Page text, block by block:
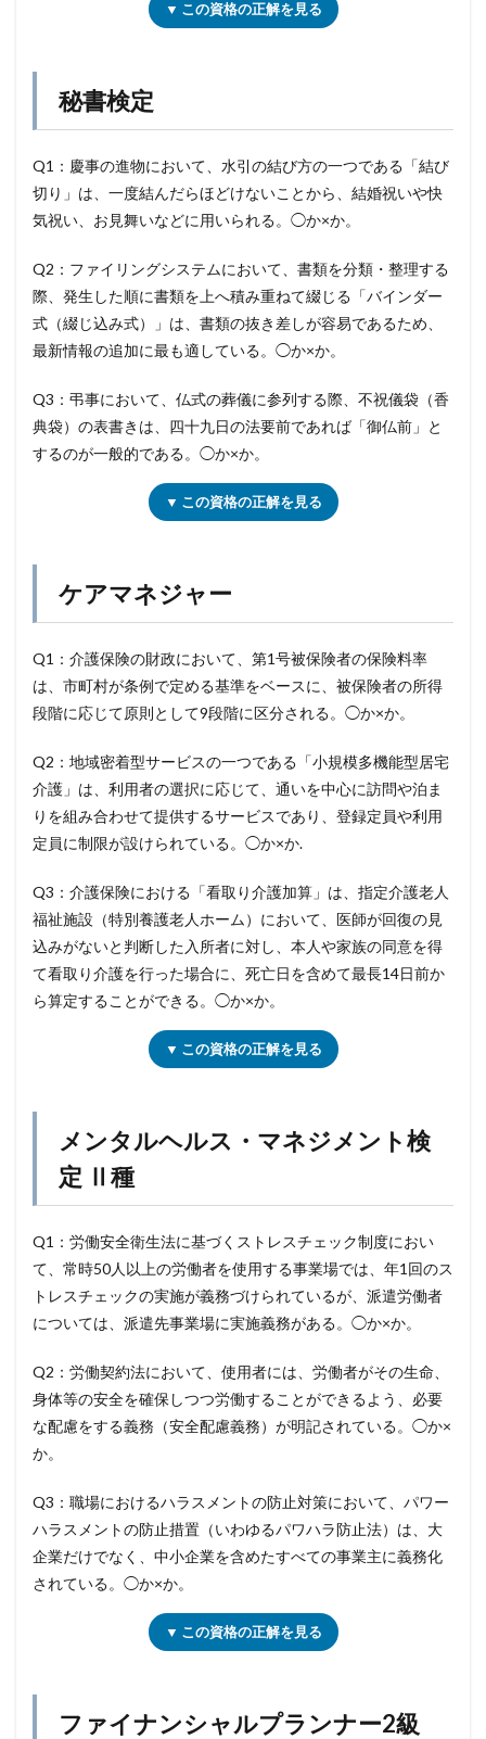
▼ この資格の正解を見る
秘書検定
Q1：慶事の進物において、水引の結び方の一つである「結び
切り」は、一度結んだらほどけないことから、結婚祝いや快
気祝い、お見舞いなどに用いられる。◯か×か。
Q2：ファイリングシステムにおいて、書類を分類・整理する
際、発生した順に書類を上へ積み重ねて綴じる「バインダー
式（綴じ込み式）」は、書類の抜き差しが容易であるため、
最新情報の追加に最も適している。◯か×か。
Q3：弔事において、仏式の葬儀に参列する際、不祝儀袋（香
典袋）の表書きは、四十九日の法要前であれば「御仏前」と
するのが一般的である。◯か×か。
▼ この資格の正解を見る
ケアマネジャー
Q1：介護保険の財政において、第1号被保険者の保険料率
は、市町村が条例で定める基準をベースに、被保険者の所得
段階に応じて原則として9段階に区分される。◯か×か。
Q2：地域密着型サービスの一つである「小規模多機能型居宅
介護」は、利用者の選択に応じて、通いを中心に訪問や泊ま
りを組み合わせて提供するサービスであり、登録定員や利用
定員に制限が設けられている。◯か×か.
Q3：介護保険における「看取り介護加算」は、指定介護老人
福祉施設（特別養護老人ホーム）において、医師が回復の見
込みがないと判断した入所者に対し、本人や家族の同意を得
て看取り介護を行った場合に、死亡日を含めて最長14日前か
ら算定することができる。◯か×か。
▼ この資格の正解を見る
メンタルヘルス・マネジメント検
定 Ⅱ種
Q1：労働安全衛生法に基づくストレスチェック制度におい
て、常時50人以上の労働者を使用する事業場では、年1回のス
トレスチェックの実施が義務づけられているが、派遣労働者
については、派遣先事業場に実施義務がある。◯か×か。
Q2：労働契約法において、使用者には、労働者がその生命、
身体等の安全を確保しつつ労働することができるよう、必要
な配慮をする義務（安全配慮義務）が明記されている。◯か×
か。
Q3：職場におけるハラスメントの防止対策において、パワー
ハラスメントの防止措置（いわゆるパワハラ防止法）は、大
企業だけでなく、中小企業を含めたすべての事業主に義務化
されている。◯か×か。
▼ この資格の正解を見る
ファイナンシャルプランナー2級